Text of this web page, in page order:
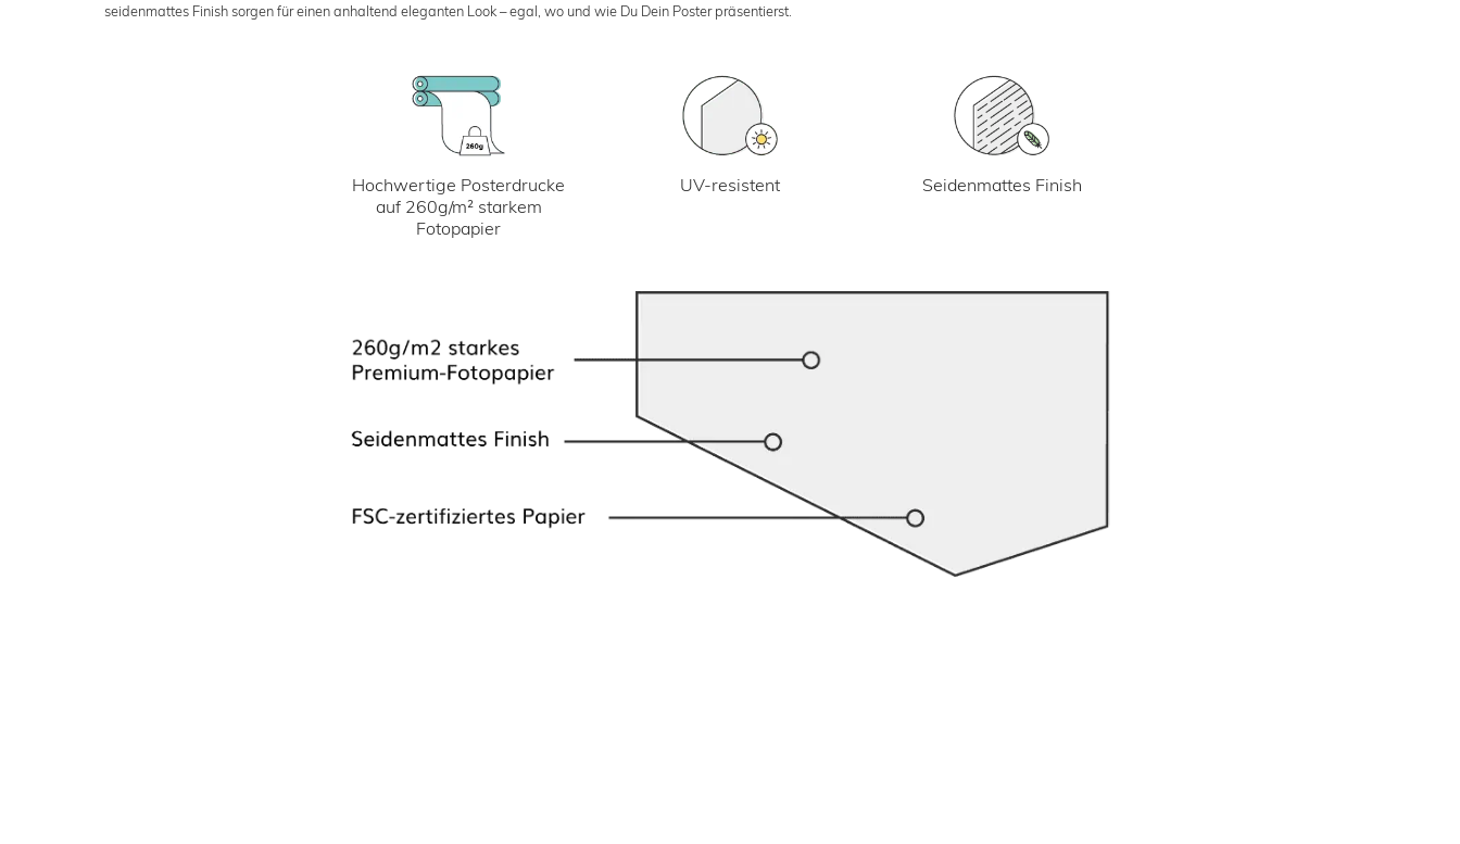
seidenmattes Finish sorgen für einen anhaltend eleganten Look – egal, wo und wie Du Dein Poster präsentierst.
Hochwertige Posterdrucke
auf 260g/m² starkem
Fotopapier
UV-resistent Seidenmattes Finish